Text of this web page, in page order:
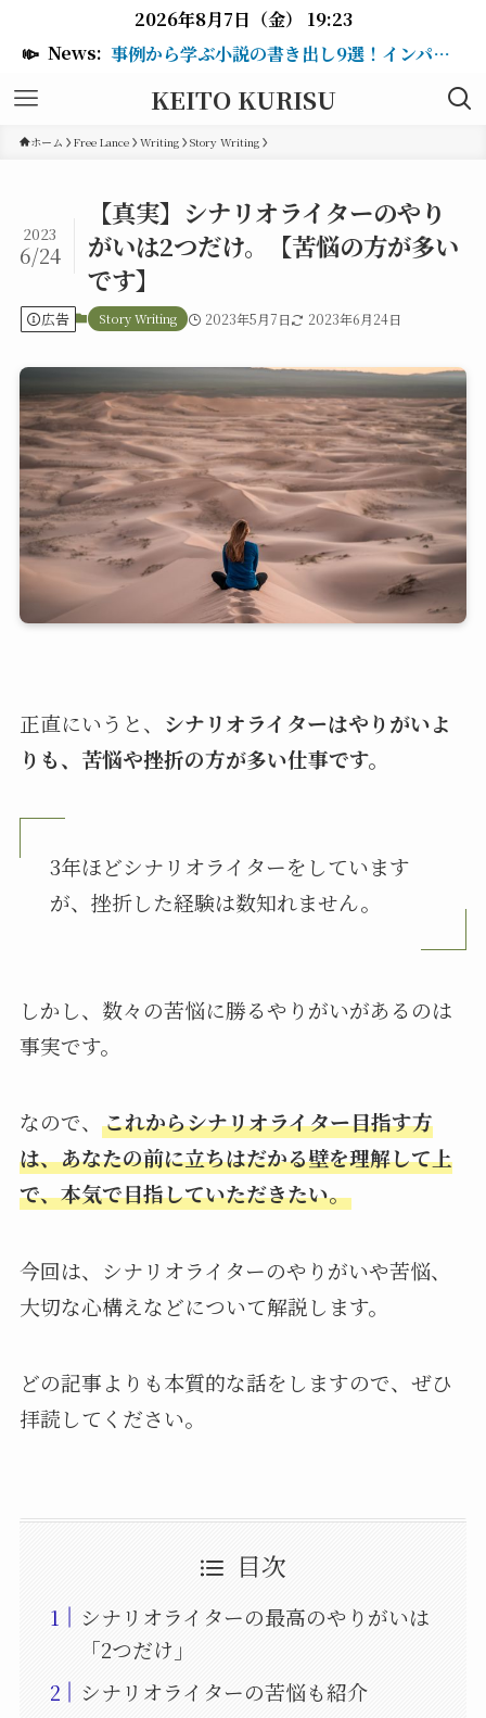
2026年8月7日（金） 19:23
📣 News: 事例から学ぶ小説の書き出し9選！インパクトのある冒頭を作るテクニックも紹介
KEITO KURISU
ホーム Free Lance Writing Story Writing
【真実】シナリオライターのやり
がいは2つだけ。【苦悩の方が多い
です】
2023
6/24
広告 Story Writing 2023年5月7日 2023年6月24日
正直にいうと、 シナリオライターはやりがいよ
りも、苦悩や挫折の方が多い仕事です。
3年ほどシナリオライターをしています
が、挫折した経験は数知れません。
しかし、数々の苦悩に勝るやりがいがあるのは
事実です。
なので、 これからシナリオライター目指す方
は、あなたの前に立ちはだかる壁を理解して上
で、本気で目指していただきたい。
今回は、シナリオライターのやりがいや苦悩、
大切な心構えなどについて解説します。
どの記事よりも本質的な話をしますので、ぜひ
拝読してください。
目次
シナリオライターの最高のやりがいは
「2つだけ」
シナリオライターの苦悩も紹介